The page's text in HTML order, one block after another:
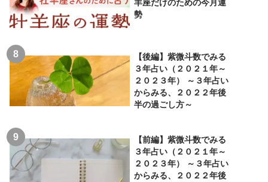
羊座だけのための今月運
勢
【後編】紫微斗数でみる
３年占い（２０２１年～
２０２３年） ～３年占い
からみる、２０２２年後
半の過ごし方～
【前編】紫微斗数でみる
３年占い（２０２１年～
２０２３年） ～３年占い
からみる、２０２２年後